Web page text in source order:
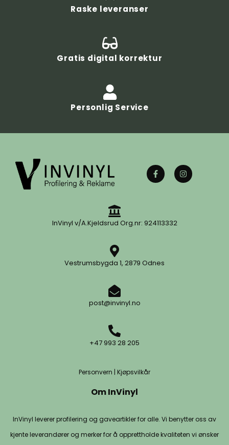
Raske leveranser
Gratis digital korrektur
Personlig Service
InVinyl v/A.Kjeldsrud Org.nr: 924113332
Vestrumsbygda 1, 2879 Odnes
post@invinyl.no
+47 993 28 205
Personvern | Kjøpsvilkår
Om InVinyl
InVinyl leverer profilering og gaveartikler for alle. Vi benytter oss av
kjente leverandører og merker for å opprettholde kvaliteten vi ønsker